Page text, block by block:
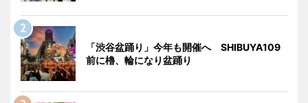
「渋谷盆踊り」今年も開催へ SHIBUYA109
前に櫓、輪になり盆踊り